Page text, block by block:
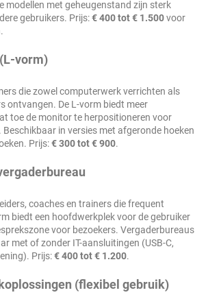
modellen met geheugenstand zijn sterk
gebruikers. Prijs:€ 400 tot € 1.500voor
vorm)
die zowel computerwerk verrichten als
ontvangen. De L-vorm biedt meer
toe de monitor te herpositioneren voor
in versies met afgeronde hoeken
Prijs:€ 300 tot € 900.
coaches en trainers die frequent
biedt een hoofdwerkplek voor de gebruiker
voor bezoekers. Vergaderbureaus
met of zonder IT-aansluitingen (USB-C,
Prijs:€ 400 tot € 1.200.
(flexibel gebruik)